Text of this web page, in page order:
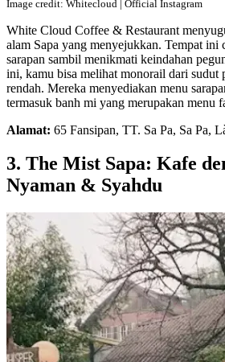
Image credit: Whitecloud | Official Instagram
White Cloud Coffee & Restaurant
alam Sapa yang menyejukkan. Tempat ini
sarapan sambil menikmati keindahan
ini, kamu bisa melihat monorail dari sudut
rendah. Mereka menyediakan menu
termasuk banh mi yang merupakan menu
Alamat: 65 Fansipan, TT. Sa Pa, Sa Pa,
3. The Mist Sapa: Kafe
Nyaman & Syahdu